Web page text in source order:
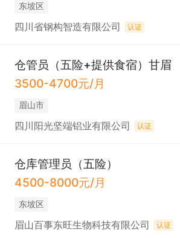
东坡区
四川省钢构智造有限公司 认证
仓管员（五险+提供食宿）甘眉
3500-4700元/月
眉山市
四川阳光坚端铝业有限公司 认证
仓库管理员（五险）
4500-8000元/月
东坡区
眉山百事东旺生物科技有限公司 认证